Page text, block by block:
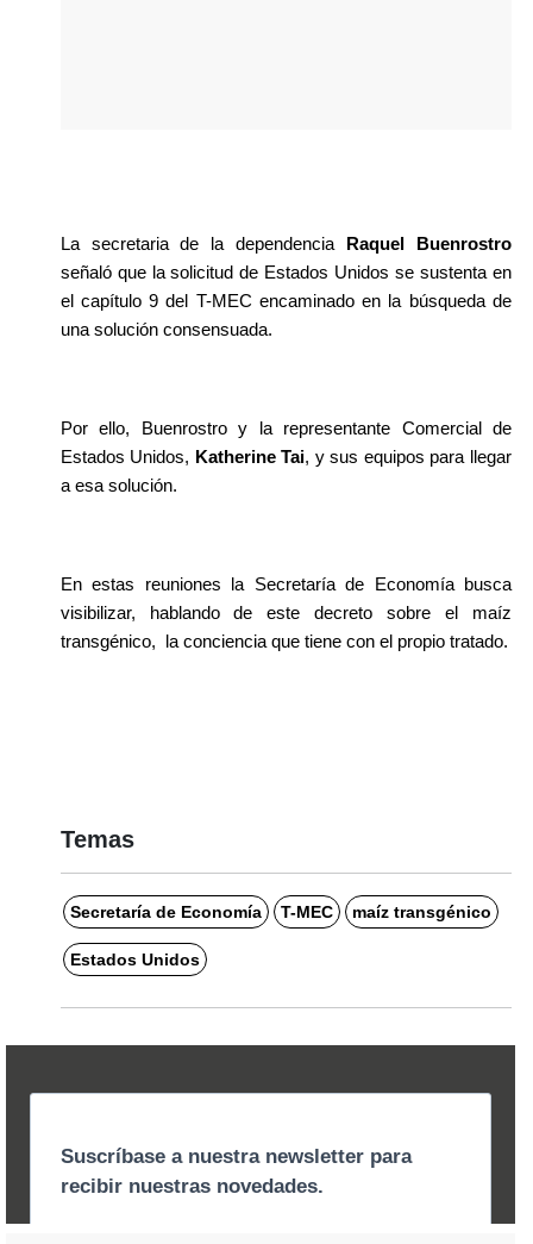
La secretaria de la dependencia
Raquel Buenrostro
señaló que la solicitud de Estados Unidos se sustenta en
el capítulo 9 del T-MEC encaminado en la búsqueda de
una solución consensuada.
Por ello, Buenrostro y la representante Comercial de
Estados Unidos, Katherine Tai, y sus equipos para llegar
a esa solución.
En estas reuniones la Secretaría de Economía busca
visibilizar, hablando de este decreto sobre el maíz
transgénico,  la conciencia que tiene con el propio tratado.
Temas
Secretaría de Economía T-MEC maíz transgénico
Estados Unidos